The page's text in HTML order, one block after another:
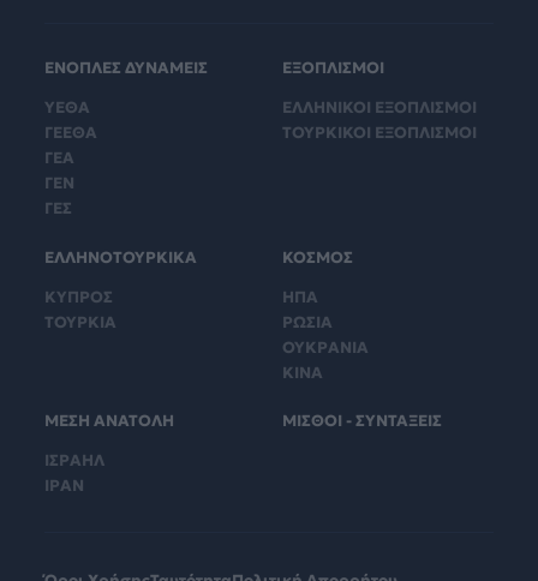
ΕΝΟΠΛΕΣ ΔΥΝΑΜΕΙΣ
ΥΕΘΑ
ΓΕΕΘΑ
ΓΕΑ
ΓΕΝ
ΓΕΣ
ΕΞΟΠΛΙΣΜΟΙ
ΕΛΛΗΝΙΚΟΙ ΕΞΟΠΛΙΣΜΟΙ
ΤΟΥΡΚΙΚΟΙ ΕΞΟΠΛΙΣΜΟΙ
ΕΛΛΗΝΟΤΟΥΡΚΙΚΑ
ΚΥΠΡΟΣ
ΤΟΥΡΚΙΑ
ΚΟΣΜΟΣ
ΗΠΑ
ΡΩΣΙΑ
ΟΥΚΡΑΝΙΑ
ΚΙΝΑ
ΜΕΣΗ ΑΝΑΤΟΛΗ
ΙΣΡΑΗΛ
ΙΡΑΝ
ΜΙΣΘΟΙ - ΣΥΝΤΑΞΕΙΣ